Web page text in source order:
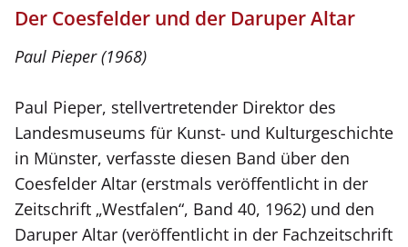
Der Coesfelder und der Daruper Altar
Paul Pieper (1968)
Paul Pieper, stellvertretender Direktor des
Landesmuseums für Kunst- und Kulturgeschichte
in Münster, verfasste diesen Band über den
Coesfelder Altar (erstmals veröffentlicht in der
Zeitschrift „Westfalen“, Band 40, 1962) und den
Daruper Altar (veröffentlicht in der Fachzeitschrift